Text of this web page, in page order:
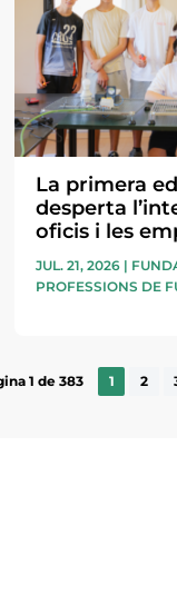
La primera
desperta
oficis i les
JUL. 21, 2026|
PROFESSIONS DE
1 de 383 1 2